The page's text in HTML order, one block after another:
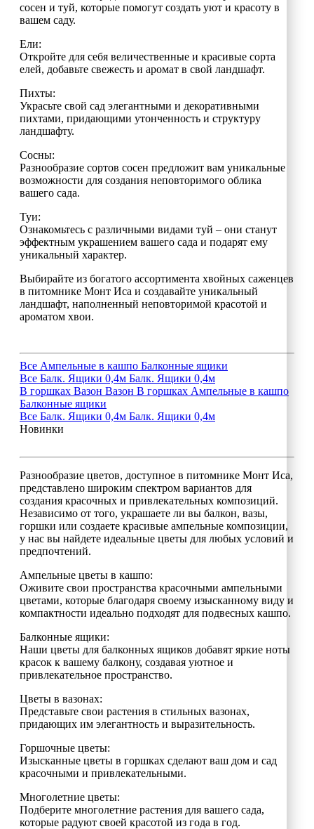
сосен и туй, которые помогут создать уют и красоту в
вашем саду.
Ели:
Откройте для себя величественные и красивые сорта
елей, добавьте свежесть и аромат в свой ландшафт.
Пихты:
Украсьте свой сад элегантными и декоративными
пихтами, придающими утонченность и структуру
ландшафту.
Сосны:
Разнообразие сортов сосен предложит вам уникальные
возможности для создания неповторимого облика
вашего сада.
Туи:
Ознакомьтесь с различными видами туй – они станут
эффектным украшением вашего сада и подарят ему
уникальный характер.
Выбирайте из богатого ассортимента хвойных саженцев
в питомнике Монт Иса и создавайте уникальный
ландшафт, наполненный неповторимой красотой и
ароматом хвои.
Все Ампельные в кашпо Балконные ящики
Все Балк. Ящики 0,4м Балк. Ящики 0,4м
В горшках Вазон Вазон В горшках Ампельные в кашпо
Балконные ящики
Все Балк. Ящики 0,4м Балк. Ящики 0,4м
Новинки
Разнообразие цветов, доступное в питомнике Монт Иса,
представлено широким спектром вариантов для
создания красочных и привлекательных композиций.
Независимо от того, украшаете ли вы балкон, вазы,
горшки или создаете красивые ампельные композиции,
у нас вы найдете идеальные цветы для любых условий и
предпочтений.
Ампельные цветы в кашпо:
Оживите свои пространства красочными ампельными
цветами, которые благодаря своему изысканному виду и
компактности идеально подходят для подвесных кашпо.
Балконные ящики:
Наши цветы для балконных ящиков добавят яркие ноты
красок к вашему балкону, создавая уютное и
привлекательное пространство.
Цветы в вазонах:
Представьте свои растения в стильных вазонах,
придающих им элегантность и выразительность.
Горшочные цветы:
Изысканные цветы в горшках сделают ваш дом и сад
красочными и привлекательными.
Многолетние цветы:
Подберите многолетние растения для вашего сада,
которые радуют своей красотой из года в год.